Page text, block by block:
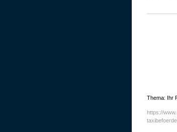
Thema: Ihr
https://